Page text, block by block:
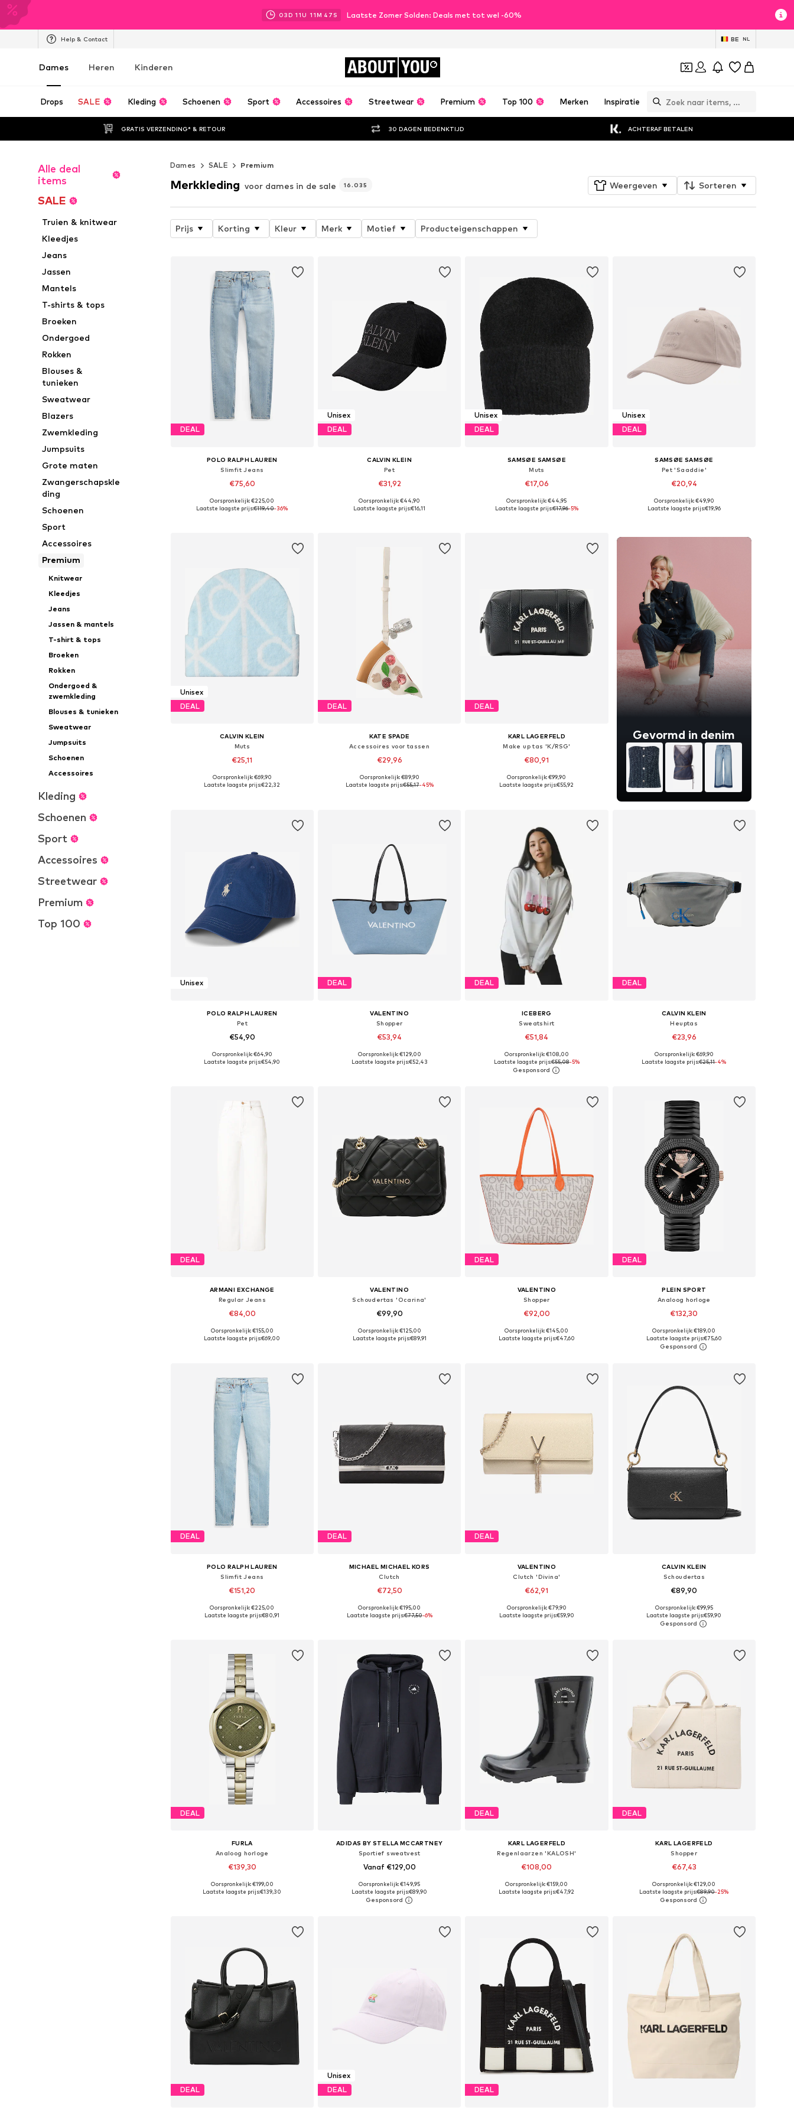
03D 11U 11M 46 S Laatste Zomer Solden: Deals met tot wel -60%
Help & Contact BE NL
Dames Heren Kinderen ABOUT YOU
Drops SALE Kleding Schoenen Sport Accessoires Streetwear Premium Top 100 Merken Inspiratie
GRATIS VERZENDING* & RETOUR 30 DAGEN BEDENKTIJD ACHTERAF BETALEN
Alle deal
items
SALE
Truien & knitwear
Kleedjes
Jeans
Jassen
Mantels
T-shirts & tops
Broeken
Ondergoed
Rokken
Blouses &
tunieken
Sweatwear
Blazers
Zwemkleding
Jumpsuits
Grote maten
Zwangerschapskle
ding
Schoenen
Sport
Accessoires
Premium
Knitwear
Kleedjes
Jeans
Jassen & mantels
T-shirt & tops
Broeken
Rokken
Ondergoed &
zwemkleding
Blouses & tunieken
Sweatwear
Jumpsuits
Schoenen
Accessoires
Kleding
Schoenen
Sport
Accessoires
Streetwear
Premium
Top 100
Dames SALE Premium
Merkkleding voor dames in de sale 16.035 Weergeven Sorteren
Prijs Korting Kleur Merk Motief Producteigenschappen
DEAL
POLO RALPH LAUREN
Slimfit Jeans
€75,60
Beschikbaar in vele maten
Oorspronkelijk: €225,00
Laatste laagste prijs:€119,40-36%
Unisex
DEAL
CALVIN KLEIN
Pet
€31,92
Beschikbare maten: 55-60
Oorspronkelijk: €44,90
Laatste laagste prijs:€16,11
Unisex
DEAL
SAMSØE SAMSØE
Muts
€17,06
+4
Beschikbare maten: 55-60
Oorspronkelijk: €44,95
Laatste laagste prijs:€17,96-5%
Unisex
DEAL
SAMSØE SAMSØE
Pet 'Saaddie'
€20,94
Beschikbare maten: 55-60
Oorspronkelijk: €49,90
Laatste laagste prijs:€19,96
Unisex
DEAL
CALVIN KLEIN
Muts
€25,11
Beschikbare maten: 55-60
Oorspronkelijk: €69,90
Laatste laagste prijs:€22,32
DEAL
KATE SPADE
Accessoires voor tassen
€29,96
Beschikbare maten: One Size
Oorspronkelijk: €89,90
Laatste laagste prijs:€55,17-45%
DEAL
KARL LAGERFELD
Make up tas 'K/RSG'
€80,91
Beschikbare maten: One Size
Oorspronkelijk: €99,90
Laatste laagste prijs:€55,92
Gevormd in denim
Unisex
POLO RALPH LAUREN
Pet
€54,90
+27
Beschikbare maten: 55-60
Oorspronkelijk: €64,90
Laatste laagste prijs:€54,90
DEAL
VALENTINO
Shopper
€53,94
Beschikbare maten: One Size
Oorspronkelijk: €129,00
Laatste laagste prijs:€52,43
DEAL
ICEBERG
Sweatshirt
€51,84
Beschikbare maten: XS, S, M, L, XL
In winkelmandje
Oorspronkelijk: €108,00
Laatste laagste prijs:€55,08-5%
DEAL
CALVIN KLEIN
Heuptas
€23,96
Beschikbare maten: One Size
Oorspronkelijk: €69,90
Laatste laagste prijs:€25,11-4%
DEAL
ARMANI EXCHANGE
Regular Jeans
€84,00
Oorspronkelijk: €155,00
Laatste laagste prijs:€69,00
VALENTINO
Schoudertas 'Ocarina'
€99,90
Beschikbare maten: One Size
Oorspronkelijk: €125,00
Laatste laagste prijs:€89,91
DEAL
VALENTINO
Shopper
€92,00
Beschikbare maten: One Size
Oorspronkelijk: €145,00
Laatste laagste prijs:€47,60
DEAL
PLEIN SPORT
Analoog horloge
€132,30
Beschikbare maten: One Size
In winkelmandje
Oorspronkelijk: €189,00
Laatste laagste prijs:€75,60
DEAL
POLO RALPH LAUREN
Slimfit Jeans
€151,20
Oorspronkelijk: €225,00
Laatste laagste prijs:€80,91
DEAL
MICHAEL MICHAEL KORS
Clutch
€72,50
Beschikbare maten: One Size
Oorspronkelijk: €195,00
Laatste laagste prijs:€77,50-6%
DEAL
VALENTINO
Clutch 'Divina'
€62,91
+1
Beschikbare maten: One Size
Oorspronkelijk: €79,90
Laatste laagste prijs:€59,90
CALVIN KLEIN
Schoudertas
€89,90
Beschikbare maten: One Size
In winkelmandje
Oorspronkelijk: €99,95
Laatste laagste prijs:€59,90
DEAL
FURLA
Analoog horloge
€139,30
Beschikbare maten: One Size
Oorspronkelijk: €199,00
Laatste laagste prijs:€139,30
ADIDAS BY STELLA MCCARTNEY
Sportief sweatvest
Vanaf €129,00
Beschikbaar in vele maten
In winkelmandje
Oorspronkelijk: €149,95
Laatste laagste prijs:€89,90
DEAL
KARL LAGERFELD
Regenlaarzen 'KALOSH'
€108,00
Beschikbare maten: 35, 37, 38, 39, 40, 41
Oorspronkelijk: €159,00
Laatste laagste prijs:€47,92
DEAL
KARL LAGERFELD
Shopper
€67,43
Beschikbare maten: One Size
In winkelmandje
Oorspronkelijk: €129,00
Laatste laagste prijs:€89,90-25%
DEAL
Unisex
DEAL
DEAL